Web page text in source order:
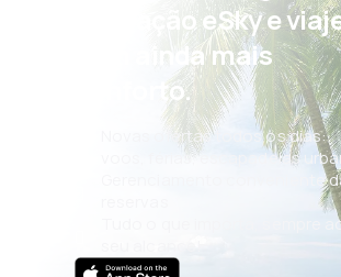
aplicação eSky e
com ainda mais
conforto.
Novas ofertas todos os dias:
voos, férias, escapadelas
Gerenciamento conveniente
Tudo o que importa, sempre